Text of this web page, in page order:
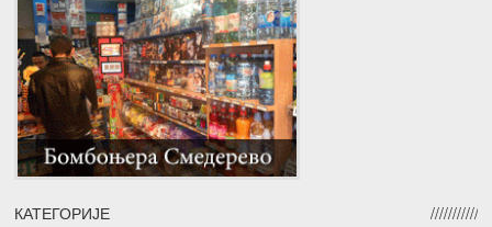
КАТЕГОРИЈЕ